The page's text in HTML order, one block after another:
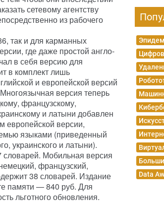
сетевому агентству
из рабочего
так и для карманных
где даже простой англо-
в себя версию для
в комплект лишь
и европейской версий
версия теперь
французскому,
и латыни добавлен
европейской версии,
языками (приведенный
украинского и латыни).
словарей. Мобильная версия
французский,
38 словарей. Издание
памяти — 840 руб. Для
льготного обновления.
Data